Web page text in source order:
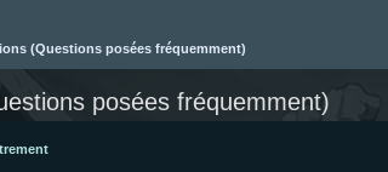
(Questions posées fréquemment)
posées fréquemment)